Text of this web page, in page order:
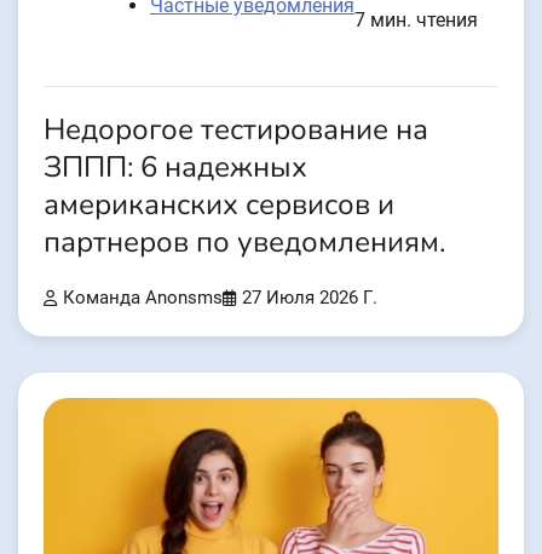
Частные уведомления
7 мин. чтения
Недорогое тестирование на
ЗППП: 6 надежных
американских сервисов и
партнеров по уведомлениям.
Команда Anonsms 27 Июля 2026 Г.